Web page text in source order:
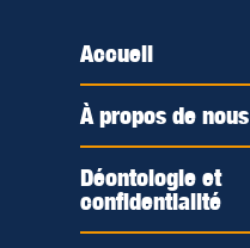
Accueil
À propos de nous
Déontologie et
confidentialité